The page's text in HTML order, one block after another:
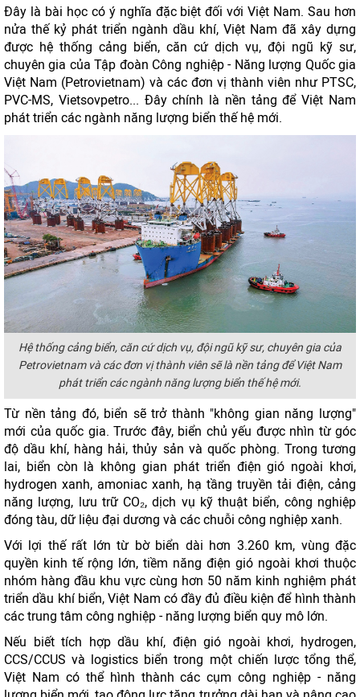
Đây là bài học có ý nghĩa đặc biệt đối với Việt Nam. Sau hơn
nửa thế kỷ phát triển ngành dầu khí, Việt Nam đã xây dựng
được hệ thống cảng biển, căn cứ dịch vụ, đội ngũ kỹ sư,
chuyên gia của Tập đoàn Công nghiệp - Năng lượng Quốc gia
Việt Nam (Petrovietnam) và các đơn vị thành viên như PTSC,
PVC-MS, Vietsovpetro... Đây chính là nền tảng để Việt Nam
phát triển các ngành năng lượng biển thế hệ mới.
Hệ thống cảng biển, căn cứ dịch vụ, đội ngũ kỹ sư, chuyên gia của
Petrovietnam và các đơn vị thành viên sẽ là nền tảng để Việt Nam
phát triển các ngành năng lượng biển thế hệ mới.
Từ nền tảng đó, biển sẽ trở thành "không gian năng lượng"
mới của quốc gia. Trước đây, biển chủ yếu được nhìn từ góc
độ dầu khí, hàng hải, thủy sản và quốc phòng. Trong tương
lai, biển còn là không gian phát triển điện gió ngoài khơi,
hydrogen xanh, amoniac xanh, hạ tầng truyền tải điện, cảng
năng lượng, lưu trữ CO₂, dịch vụ kỹ thuật biển, công nghiệp
đóng tàu, dữ liệu đại dương và các chuỗi công nghiệp xanh.
Với lợi thế rất lớn từ bờ biển dài hơn 3.260 km, vùng đặc
quyền kinh tế rộng lớn, tiềm năng điện gió ngoài khơi thuộc
nhóm hàng đầu khu vực cùng hơn 50 năm kinh nghiệm phát
triển dầu khí biển, Việt Nam có đầy đủ điều kiện để hình thành
các trung tâm công nghiệp - năng lượng biển quy mô lớn.
Nếu biết tích hợp dầu khí, điện gió ngoài khơi, hydrogen,
CCS/CCUS và logistics biển trong một chiến lược tổng thể,
Việt Nam có thể hình thành các cụm công nghiệp - năng